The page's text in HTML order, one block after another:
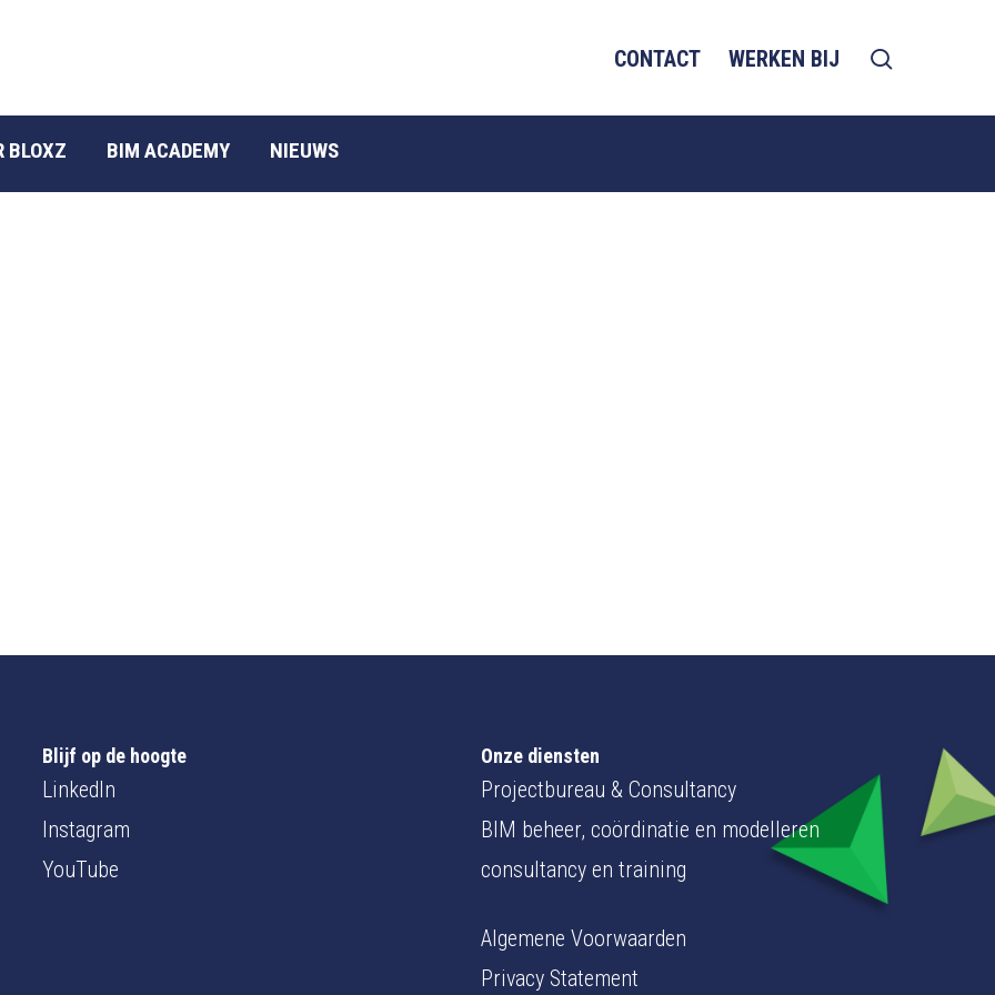
CONTACT WERKEN BIJ
BLOXZ BIM ACADEMY NIEUWS
Blijf op de hoogte
LinkedIn
Instagram
YouTube
Onze diensten
Projectbureau & Consultancy
BIM beheer, coördinatie en modelleren
consultancy en training
Algemene Voorwaarden
Privacy Statement